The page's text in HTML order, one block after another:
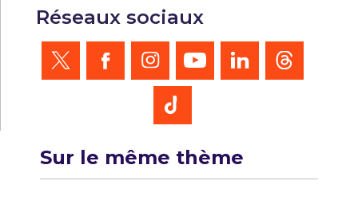
Réseaux sociaux
Sur le même thème